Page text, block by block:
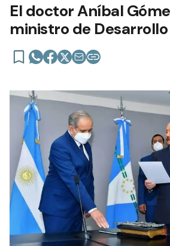
El doctor Aníbal
ministro de